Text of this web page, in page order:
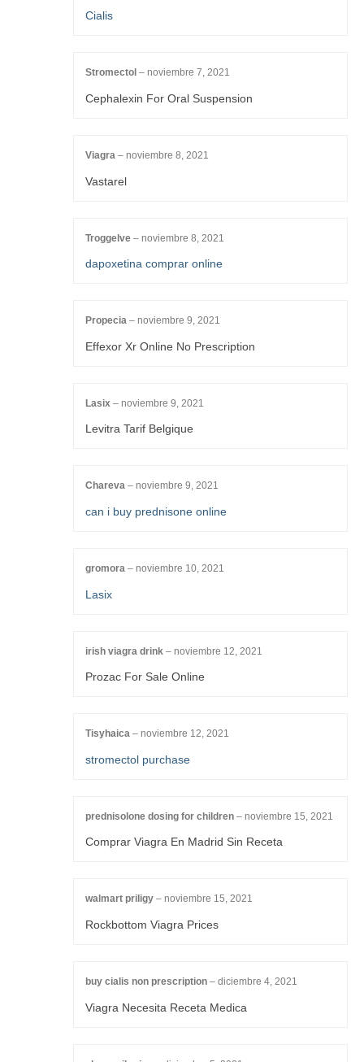
Cialis
Stromectol – noviembre 7, 2021
Cephalexin For Oral Suspension
Viagra – noviembre 8, 2021
Vastarel
Troggelve – noviembre 8, 2021
dapoxetina comprar online
Propecia – noviembre 9, 2021
Effexor Xr Online No Prescription
Lasix – noviembre 9, 2021
Levitra Tarif Belgique
Chareva – noviembre 9, 2021
can i buy prednisone online
gromora – noviembre 10, 2021
Lasix
irish viagra drink – noviembre 12, 2021
Prozac For Sale Online
Tisyhaica – noviembre 12, 2021
stromectol purchase
prednisolone dosing for children – noviembre 15, 2021
Comprar Viagra En Madrid Sin Receta
walmart priligy – noviembre 15, 2021
Rockbottom Viagra Prices
buy cialis non prescription – diciembre 4, 2021
Viagra Necesita Receta Medica